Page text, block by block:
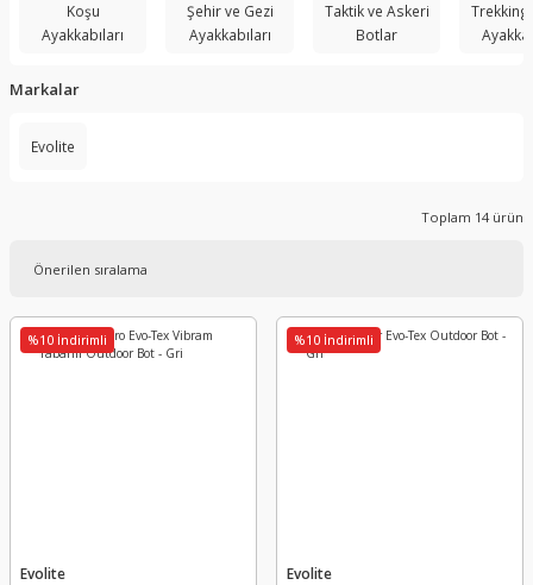
Koşu
Ayakkabıları
Şehir ve Gezi
Ayakkabıları
Taktik ve Askeri
Botlar
Trekking
Markalar
Evolite
Toplam 14 ürün
%10 İndirimli
Evolite
%10 İndirimli
Evolite